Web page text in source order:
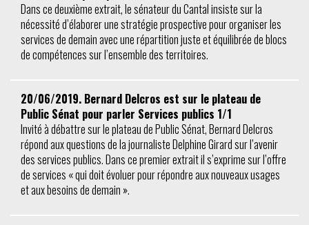
Dans ce deuxième extrait, le sénateur du Cantal insiste sur la
nécessité d’élaborer une stratégie prospective pour organiser les
services de demain avec une répartition juste et équilibrée de blocs
de compétences sur l’ensemble des territoires.
20/06/2019. Bernard Delcros est sur le plateau de
Public Sénat pour parler Services publics 1/1
Invité à débattre sur le plateau de Public Sénat, Bernard Delcros
répond aux questions de la journaliste Delphine Girard sur l’avenir
des services publics. Dans ce premier extrait il s’exprime sur l’offre
de services « qui doit évoluer pour répondre aux nouveaux usages
et aux besoins de demain ».